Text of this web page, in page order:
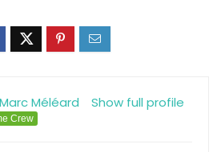
Show full profile
Méléard
Crew